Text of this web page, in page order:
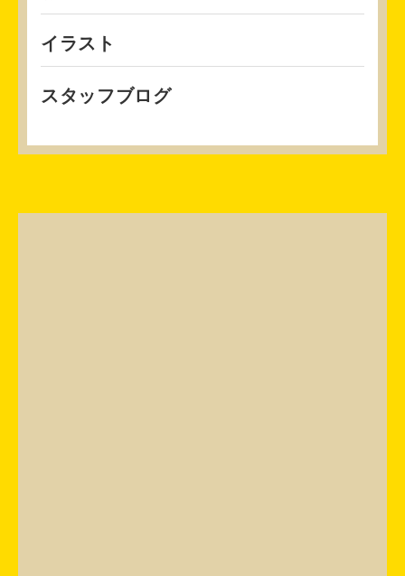
イラスト
スタッフブログ